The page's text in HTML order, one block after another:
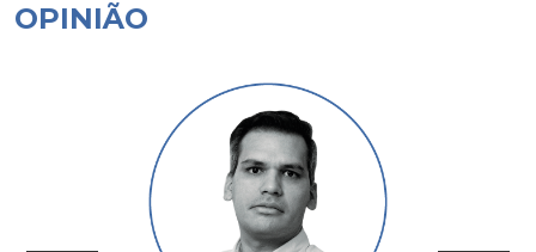
OPINIÃO